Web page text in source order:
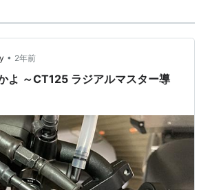
ったし、傷も付きませんけど。。。 専
取って３ヵ月…
• 2年前
よ ～CT125 ラジアルマスター導